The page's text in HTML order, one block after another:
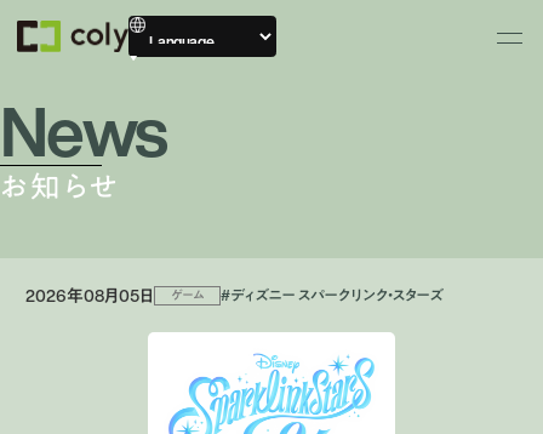
News
お知らせ
2026年08月05日 ゲーム #ディズニー スパークリンク・スターズ